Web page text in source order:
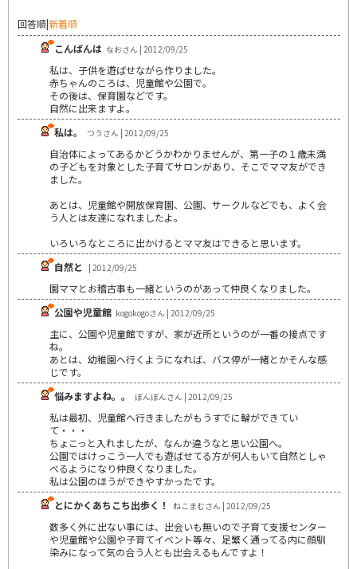
回答順|新着順
こんばんは なおさん | 2012/09/25
私は、子供を遊ばせながら作りました。
赤ちゃんのころは、児童館や公園で。
その後は、保育園などです。
自然に出来ますよ。
私は。
つうさん | 2012/09/25
自治体によってあるかどうかわかりませんが、第一子の１歳未満
の子どもを対象とした子育てサロンがあり、そこでママ友ができ
ました。
あとは、児童館や開放保育園、公園、サークルなどでも、よく会
う人とは友達になれましたよ。
いろいろなところに出かけるとママ友はできると思います。
自然と
| 2012/09/25
園ママとお稽古事も一緒というのがあって仲良くなりました。
公園や児童館 kogokogoさん | 2012/09/25
主に、公園や児童館ですが、家が近所というのが一番の接点です
ね。
あとは、幼稚園へ行くようになれば、バス停が一緒とかそんな感
じです。
悩みますよね。。
ぼんぼんさん | 2012/09/25
私は最初、児童館へ行きましたがもうすでに輪ができてい
て・・・
ちょこっと入れましたが、なんか違うなと思い公園へ。
公園ではけっこう一人でも遊ばせてる方が何人もいて自然としゃ
べるようになり仲良くなりました。
私は公園のほうができやすかったです。
とにかくあちこち出歩く！
ねこまむさん | 2012/09/25
数多く外に出ない事には、出会いも無いので子育て支援センター
や児童館や公園や子育てイベント等々、足繁く通ってる内に顔馴
染みになって気の合う人とも出会えるもんですよ！